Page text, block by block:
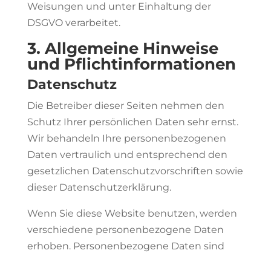
Weisungen und unter Einhaltung der
DSGVO verarbeitet.
3. Allgemeine Hinweise
und Pflicht­informationen
Datenschutz
Die Betreiber dieser Seiten nehmen den
Schutz Ihrer persönlichen Daten sehr ernst.
Wir behandeln Ihre personenbezogenen
Daten vertraulich und entsprechend den
gesetzlichen Datenschutzvorschriften sowie
dieser Datenschutzerklärung.
Wenn Sie diese Website benutzen, werden
verschiedene personenbezogene Daten
erhoben. Personenbezogene Daten sind